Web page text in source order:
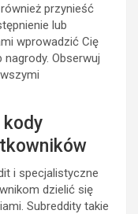
przynieść
lub
wprowadzić Cię
Obserwuj
kody
i specjalistyczne
dzielić się
Subreddity takie